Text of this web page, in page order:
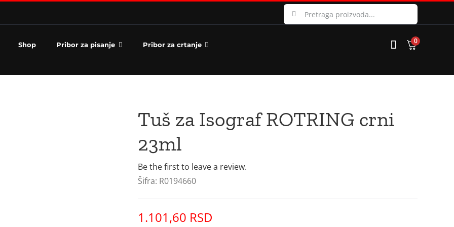
Search
for:
Shop Pribor za pisanje Pribor za crtanje 0
Tuš za Isograf ROTRING crni
23ml
Be the first to leave a review.
Šifra: R0194660
1.101,60 RSD